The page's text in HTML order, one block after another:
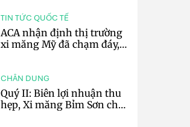
TIN TỨC QUỐC TẾ
ACA nhận định thị trường
xi măng Mỹ đã chạm đáy,
CHÂN DUNG
Quý II: Biên lợi nhuận thu
hẹp, Xi măng Bỉm Sơn chỉ